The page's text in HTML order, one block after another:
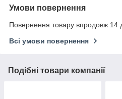
Умови повернення
Повернення товару впродовж 14
Всі умови повернення
Подібні товари компанії